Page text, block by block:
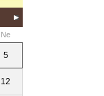
Ne
5
12